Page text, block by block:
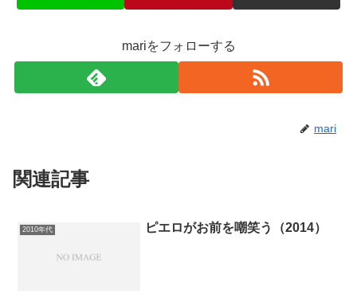
mariをフォローする
mari
関連記事
2010年代 ピエロがお前を嘲笑う（2014）